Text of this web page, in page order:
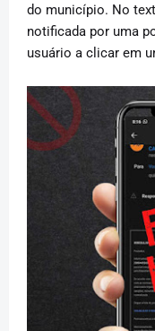
do município. No
notificada por uma
usuário a clicar em